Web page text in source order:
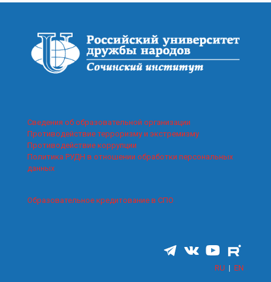
Сведения об образовательной организации
Противодействие терроризму и экстремизму
Противодействие коррупции
Политика РУДН в отношении обработки персональных
данных
Образовательное кредитование в СПО
RU | EN